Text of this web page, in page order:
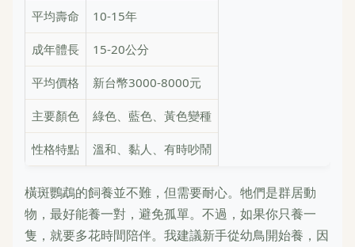
平均壽命 10-15年
成年體長 15-20公分
平均價格 新台幣3000-8000元
主要顏色 綠色、藍色、黃色變種
性格特點 溫和、黏人、有時吵鬧
橫斑鸚鵡的飼養並不難，但需要耐心。牠們是群居動
物，最好能養一對，避免孤單。不過，如果你只養一
隻，就要多花時間陪伴。我建議新手從幼鳥開始養，因